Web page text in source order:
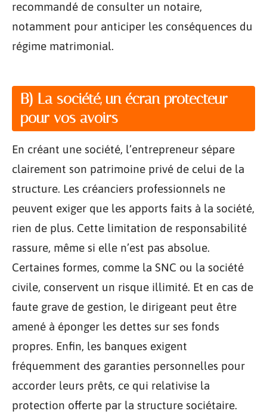
recommandé de consulter un notaire,
notamment pour anticiper les conséquences du
régime matrimonial.
B) La société, un écran protecteur
pour vos avoirs
En créant une société, l’entrepreneur sépare
clairement son patrimoine privé de celui de la
structure. Les créanciers professionnels ne
peuvent exiger que les apports faits à la société,
rien de plus. Cette limitation de responsabilité
rassure, même si elle n’est pas absolue.
Certaines formes, comme la SNC ou la société
civile, conservent un risque illimité. Et en cas de
faute grave de gestion, le dirigeant peut être
amené à éponger les dettes sur ses fonds
propres. Enfin, les banques exigent
fréquemment des garanties personnelles pour
accorder leurs prêts, ce qui relativise la
protection offerte par la structure sociétaire.